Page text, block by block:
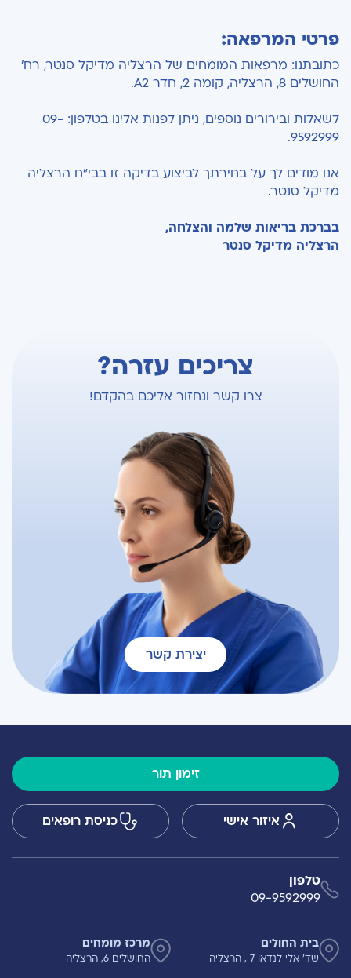
פרטי המרפאה:
כתובתנו: מרפאות המומחים של הרצליה מדיקל סנטר, רח'
החושלים 8, הרצליה, קומה 2, חדר A2.
לשאלות ובירורים נוספים, ניתן לפנות אלינו בטלפון: 09-
9592999.
אנו מודים לך על בחירתך לביצוע בדיקה זו בבי"ח הרצליה
מדיקל סנטר.
בברכת בריאות שלמה והצלחה,
הרצליה מדיקל סנטר
צריכים עזרה?
צרו קשר ונחזור אליכם בהקדם!
יצירת קשר
זימון תור
איזור אישי כניסת רופאים
טלפון
09-9592999
בית החולים
שד' אלי לנדאו 7 , הרצליה
מרכז מומחים
החושלים 6, הרצליה